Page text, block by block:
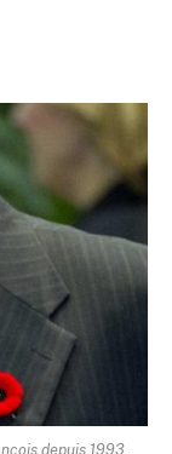
depuis 1993.